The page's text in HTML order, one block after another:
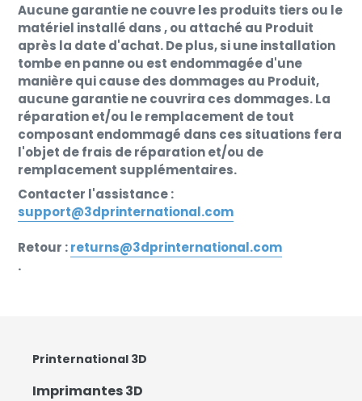
Aucune garantie ne couvre les produits tiers ou le
matériel installé dans , ou attaché au Produit
après la date d'achat. De plus, si une installation
tombe en panne ou est endommagée d'une
manière qui cause des dommages au Produit,
aucune garantie ne couvrira ces dommages. La
réparation et/ou le remplacement de tout
composant endommagé dans ces situations fera
l'objet de frais de réparation et/ou de
remplacement supplémentaires.
Contacter l'assistance :
support@3dprinternational.com
Retour :returns@3dprinternational.com
.
Printernational 3D
Imprimantes 3D